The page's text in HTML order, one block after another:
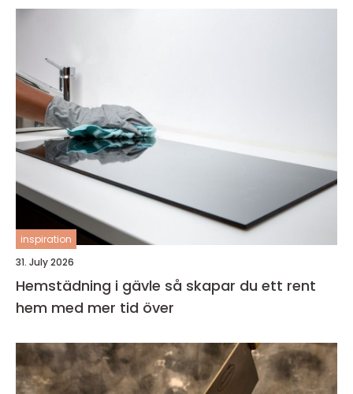
inspiration
31. July 2026
Hemstädning i gävle så skapar du ett rent
hem med mer tid över